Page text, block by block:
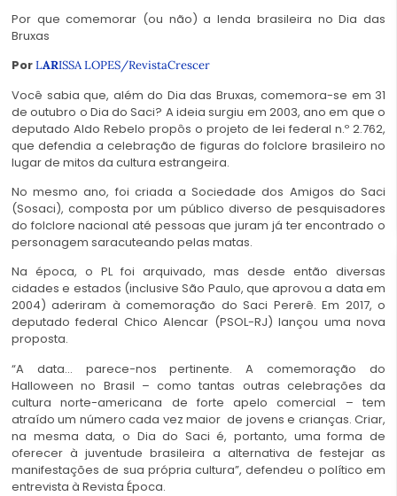
Por que comemorar (ou não) a lenda brasileira no Dia das
Bruxas
PorLARISSA LOPES/RevistaCrescer
Você sabia que, além do Dia das Bruxas, comemora-se em 31
de outubro o Dia do Saci? A ideia surgiu em 2003, ano em que o
deputado Aldo Rebelo propôs o projeto de lei federal n.º 2.762,
que defendia a celebração de figuras do folclore brasileiro no
lugar de mitos da cultura estrangeira.
No mesmo ano, foi criada a Sociedade dos Amigos do Saci
(Sosaci), composta por um público diverso de pesquisadores
do folclore nacional até pessoas que juram já ter encontrado o
personagem saracuteando pelas matas.
Na época, o PL foi arquivado, mas desde então diversas
cidades e estados (inclusive São Paulo, que aprovou a data em
2004) aderiram à comemoração do Saci Pererê. Em 2017, o
deputado federal Chico Alencar (PSOL-RJ) lançou uma nova
proposta.
“A data… parece-nos pertinente. A comemoração do
Halloween no Brasil – como tantas outras celebrações da
cultura norte-americana de forte apelo comercial – tem
atraído um número cada vez maior de jovens e crianças. Criar,
na mesma data, o Dia do Saci é, portanto, uma forma de
oferecer à juventude brasileira a alternativa de festejar as
manifestações de sua própria cultura”, defendeu o político em
entrevista à Revista Época.